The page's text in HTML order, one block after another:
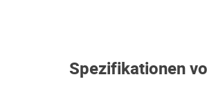
Spezifikationen